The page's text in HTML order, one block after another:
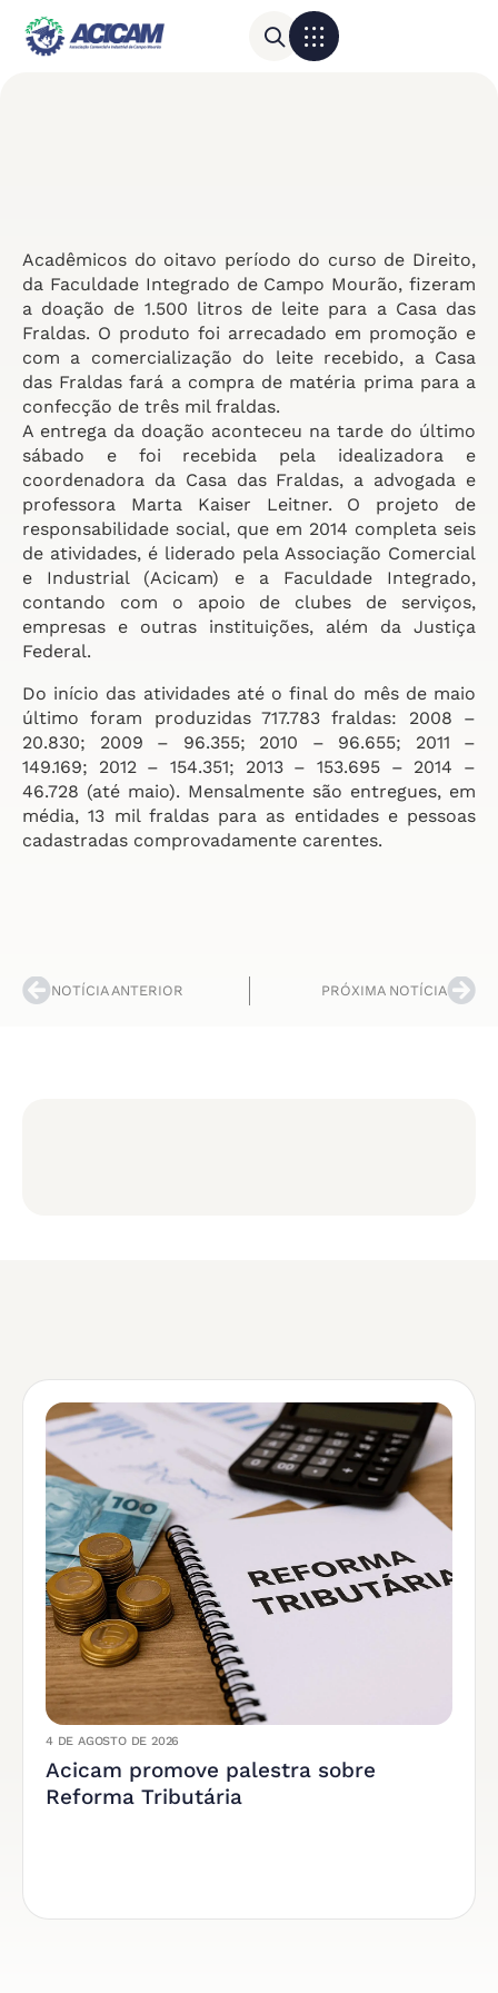
Acadêmicos do oitavo período do curso de Direito,
da Faculdade Integrado de Campo Mourão, fizeram
a doação de 1.500 litros de leite para a Casa das
Fraldas. O produto foi arrecadado em promoção e
com a comercialização do leite recebido, a Casa
das Fraldas fará a compra de matéria prima para a
confecção de três mil fraldas.
A entrega da doação aconteceu na tarde do último
sábado e foi recebida pela idealizadora e
coordenadora da Casa das Fraldas, a advogada e
professora Marta Kaiser Leitner. O projeto de
responsabilidade social, que em 2014 completa seis
de atividades, é liderado pela Associação Comercial
e Industrial (Acicam) e a Faculdade Integrado,
contando com o apoio de clubes de serviços,
empresas e outras instituições, além da Justiça
Federal.
Do início das atividades até o final do mês de maio
último foram produzidas 717.783 fraldas: 2008 –
20.830; 2009 – 96.355; 2010 – 96.655; 2011 –
149.169; 2012 – 154.351; 2013 – 153.695 – 2014 –
46.728 (até maio). Mensalmente são entregues, em
média, 13 mil fraldas para as entidades e pessoas
cadastradas comprovadamente carentes.
NOTÍCIA ANTERIOR PRÓXIMA NOTÍCIA
4 DE AGOSTO DE 2026
Acicam promove palestra sobre
Reforma Tributária